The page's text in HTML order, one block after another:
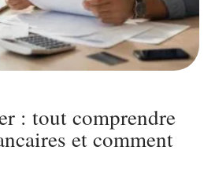
: tout comprendre
et comment